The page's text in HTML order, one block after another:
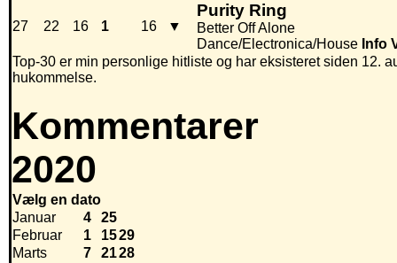
27 22 16 1 16 ▼
Purity Ring
Better Off Alone
Dance/Electronica/House Info
Top-30 er min personlige hitliste og har eksisteret siden 12.
hukommelse.
Kommentarer
2020
Vælg en dato
Januar
4
25
Februar
1 1529
Marts
7 2128